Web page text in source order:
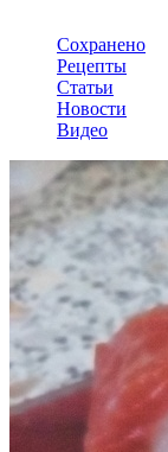
Сохранено
Рецепты
Статьи
Новости
Видео